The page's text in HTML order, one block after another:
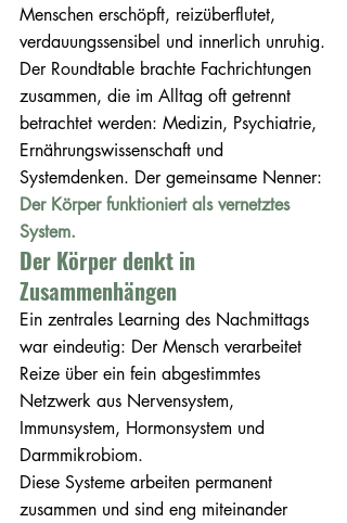
Menschen erschöpft, reizüberflutet,
verdauungssensibel und innerlich unruhig.
Der Roundtable brachte Fachrichtungen
zusammen, die im Alltag oft getrennt
betrachtet werden: Medizin, Psychiatrie,
Ernährungswissenschaft und
Systemdenken. Der gemeinsame Nenner:
Der Körper funktioniert als vernetztes
System.
Der Körper denkt in
Zusammenhängen
Ein zentrales Learning des Nachmittags
war eindeutig: Der Mensch verarbeitet
Reize über ein fein abgestimmtes
Netzwerk aus Nervensystem,
Immunsystem, Hormonsystem und
Darmmikrobiom.
Diese Systeme arbeiten permanent
zusammen und sind eng miteinander